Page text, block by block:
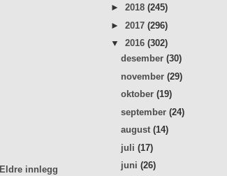
Eldre innlegg
► 2018 (245)
► 2017 (296)
▼ 2016 (302)
desember(30)
november(29)
oktober(19)
september(24)
august(14)
juli(17)
juni(26)